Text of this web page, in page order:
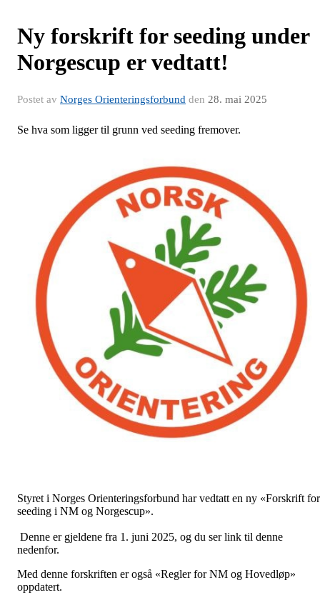
Ny forskrift for seeding under
Norgescup er vedtatt!
Postet av Norges Orienteringsforbund den 28. mai 2025
Se hva som ligger til grunn ved seeding fremover.
Styret i Norges Orienteringsforbund har vedtatt en ny «Forskrift for
seeding i NM og Norgescup».
Denne er gjeldene fra 1. juni 2025, og du ser link til denne
nedenfor.
Med denne forskriften er også «Regler for NM og Hovedløp»
oppdatert.